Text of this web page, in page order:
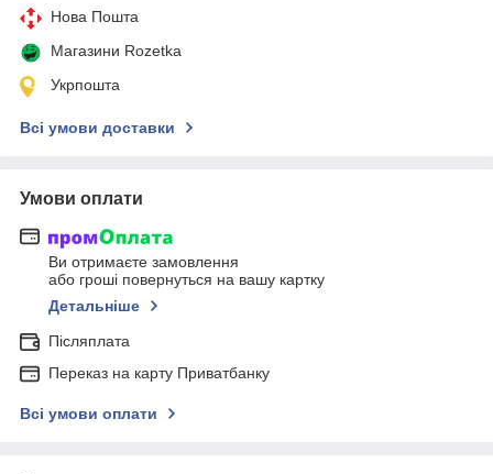
Нова Пошта
Магазини Rozetka
Укрпошта
Всі умови доставки
Умови оплати
Ви отримаєте замовлення
або гроші повернуться на вашу картку
Детальніше
Післяплата
Переказ на карту Приватбанку
Всі умови оплати